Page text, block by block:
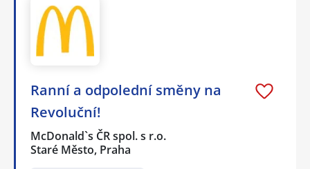
Ranní a odpolední směny na
Revoluční!
McDonald`s ČR spol. s r.o.
Staré Město, Praha